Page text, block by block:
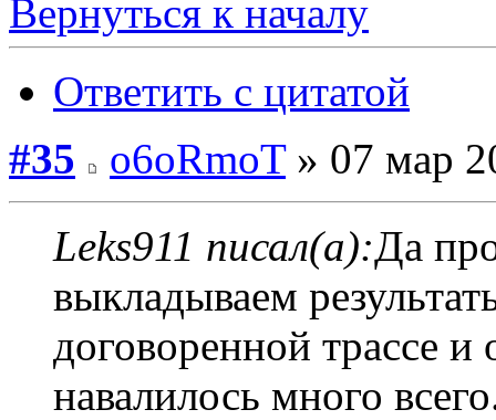
Вернуться к началу
Ответить с цитатой
#35
o6oRmoT» 07 мар
Leks911 писал(а):Да
выкладываем
договоренной трассе
навалилось много